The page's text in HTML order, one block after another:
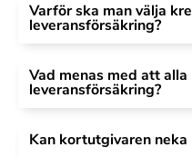
Varför ska man välja
leveransförsäkring?
Vad menas med att
leveransförsäkring?
Kan kortutgivaren